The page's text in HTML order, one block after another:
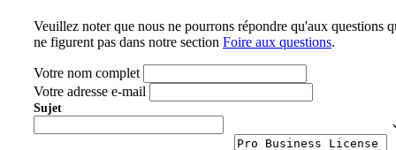
Veuillez noter que nous ne pourrons répondre qu'aux questions
ne figurent pas dans notre section Foire aux questions.
Votre nom complet
Votre adresse e-mail
Sujet